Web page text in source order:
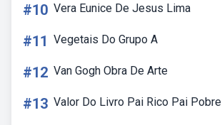
#10 Vera Eunice De Jesus Lima
#11 Vegetais Do Grupo A
#12 Van Gogh Obra De Arte
#13 Valor Do Livro Pai Rico Pai Pobre